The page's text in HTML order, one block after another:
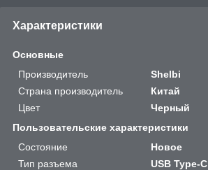
Характеристики
Основные
Производитель
Shelbi
Страна производитель
Китай
Цвет
Черный
Пользовательские характеристики
Состояние
Новое
Тип разъема
USB Type-C